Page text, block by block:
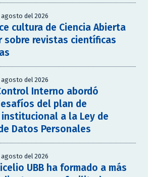
agosto del 2026
cultura de Ciencia Abierta
sobre revistas científicas
agosto del 2026
Interno abordó
del plan de
a la Ley de
Datos Personales
agosto del 2026
UBB ha formado a más